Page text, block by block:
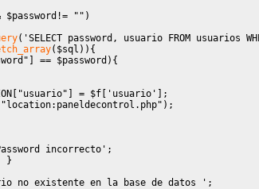
$password != "" )
( 'SELECT password, usuario FROM usuarios
( $sql ) ) {
] == $password ) {
[ "usuario" ] = $f [ 'usuario' ] ;
"location:paneldecontrol.php" ) ;
incorrecto' ;
}
no existente en la base de datos ' ;